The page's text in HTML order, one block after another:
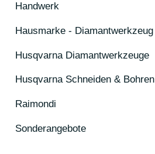
Handwerk
Hausmarke - Diamantwerkzeug
Husqvarna Diamantwerkzeuge
Husqvarna Schneiden & Bohren
Raimondi
Sonderangebote